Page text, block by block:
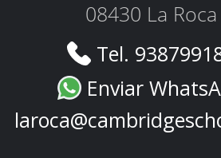
08430 La Roca
Tel.
Enviar